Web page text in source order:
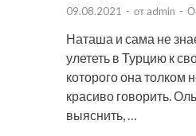
09.08.2021 - от admin -
Наташа и сама не
улететь в Турцию к
которого она толком
красиво говорить.
выяснить, …